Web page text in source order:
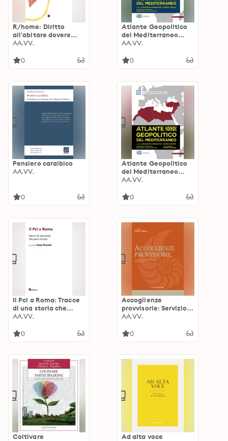
R/home: Diritto
all'abitare dovere
capitale
AA.VV.
0
Atlante Geopolitico
del Mediterraneo
2018
AA.VV.
0
Pensiero caraibico
AA.VV.
0
Atlante Geopolitico
del Mediterraneo
2020
AA.VV.
0
Il Pci a Roma: Tracce
di una storia che
parla ancora
AA.VV.
0
Accoglienze
provvisorie: Servizio
sociale professionale
AA.VV.
0
Coltivare
Ad alta voce